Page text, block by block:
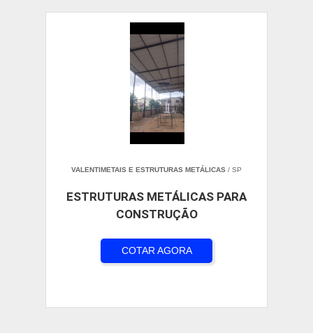
VALENTIMETAIS E ESTRUTURAS METÁLICAS / SP
ESTRUTURAS METÁLICAS PARA
CONSTRUÇÃO
COTAR AGORA